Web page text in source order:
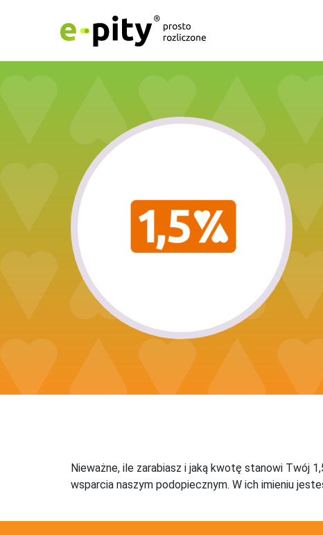
Nieważne, ile zarabiasz i jaką kwotę stanowi Twój
wsparcia naszym podopiecznym. W ich imieniu